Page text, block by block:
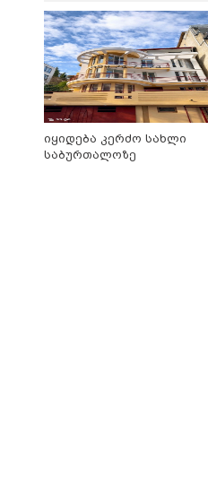
იყიდება კერძო სახლი
საბურთალოზე